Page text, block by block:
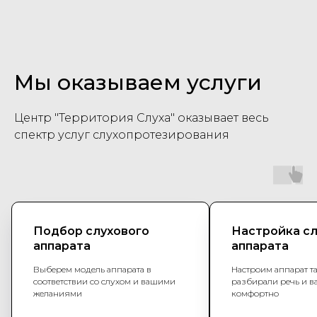
Мы оказываем услуги
Центр "Территория Слуха" оказывает весь
спектр услуг слухопротезирования
Настройка слухового
аппарата
Настроим аппарат так, что бы вы
разбирали речь и вам было
комфортно
специалиста
Ответим на все
вопросы и